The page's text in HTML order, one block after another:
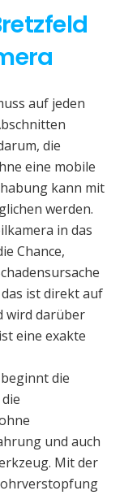
auf jeden
die
eine mobile
kann mit
werden.
in das
Chance,
ist direkt auf
wird darüber
eine exakte
die
und auch
Mit der